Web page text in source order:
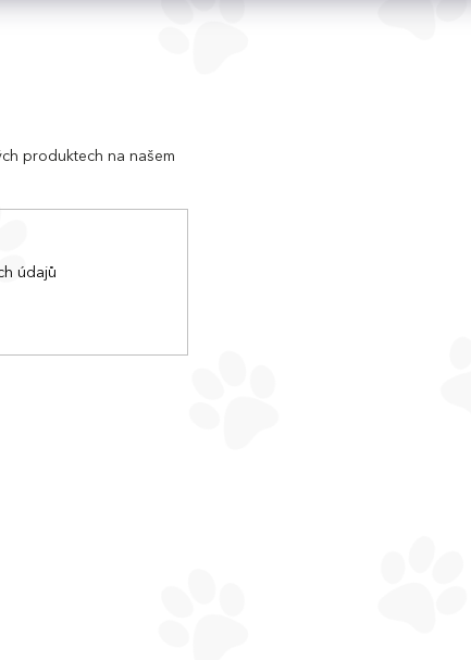
produktech na našem
údajů